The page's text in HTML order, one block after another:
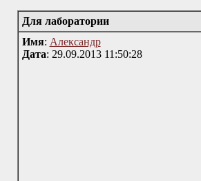
Для лаборатории
Имя: Александр
Дата: 29.09.2013 11:50:28